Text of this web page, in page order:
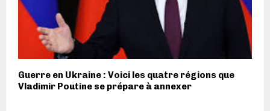
Guerre en Ukraine : Voici les quatre régions que
Vladimir Poutine se prépare à annexer